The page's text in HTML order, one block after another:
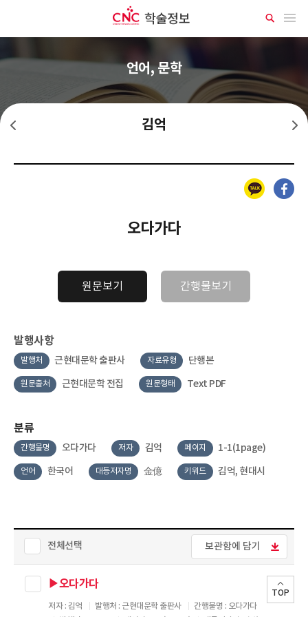
메뉴 열기
상
세
언어, 문학
김억 김영랑
카카오톡 페이스북
오다가다
원문보기 간행물보기
발행사항
발행처 근현대문학 출판사 자료유형 단행본
원문출처 근현대문학 전집 원문형태 Text PDF
분류
간행물명 오다가다 저자 김억 페이지 1-1(1page)
언어 한국어 대등저자명 金億 키워드 김억, 현대시
전체선택 보관함에 담기
▶오다가다
저자 : 김억 발행처 : 근현대문학 출판사
간행물명 : 오다가다
TOP